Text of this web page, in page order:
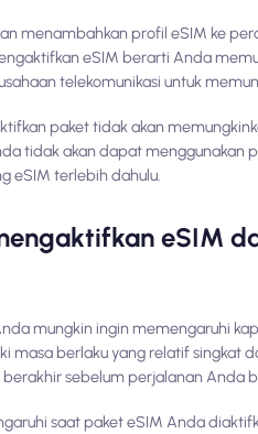
menambahkan profil eSIM ke
eSIM berarti Anda
telekomunikasi untuk
paket tidak akan
tidak akan dapat menggunakan
eSIM terlebih dahulu.
eSIM
mungkin ingin memengaruhi
masa berlaku yang relatif
sebelum perjalanan Anda
saat paket eSIM Anda